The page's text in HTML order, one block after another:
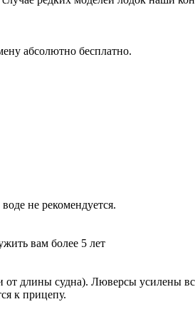
абсолютно бесплатно.
не рекомендуется.
вам более 5 лет
от длины судна). Люверсы усилены
к прицепу.